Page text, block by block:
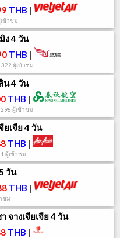
THB |
เข้าชม
ง 4 วัน
THB |
322 ผู้เข้าชม
น 4 วัน
THB |
298 ผู้เข้าชม
ยเจี้ย 4 วัน
THB |
ผู้เข้าชม
วัน
THB |
ชม
จางเจียเจี้ย 4 วัน
THB |